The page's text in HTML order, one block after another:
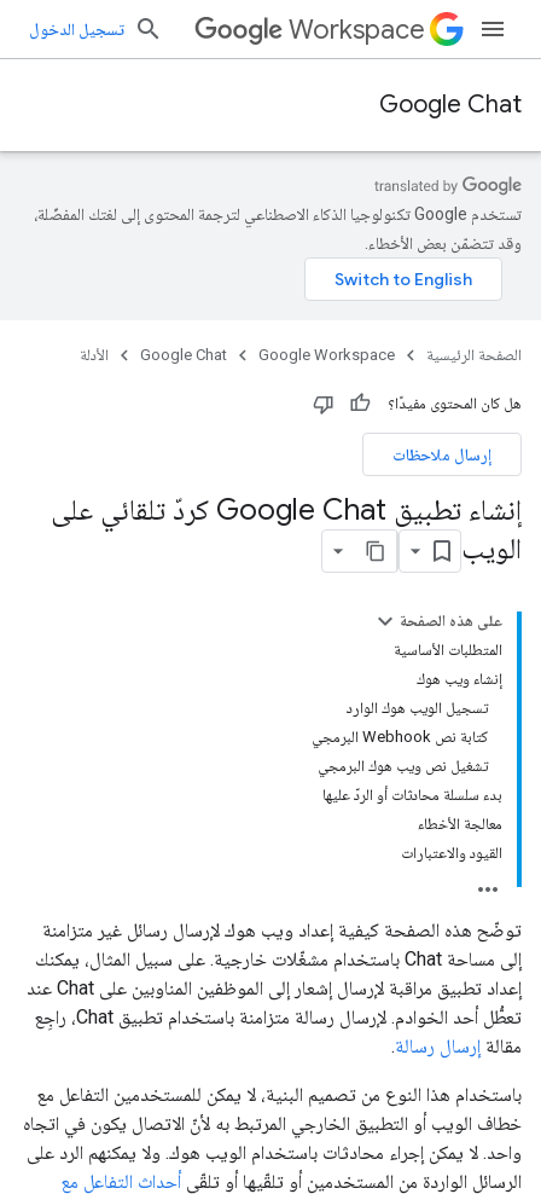
Workspace تسجيل الدخول
Google Chat
تستخدم Google تكنولوجيا الذكاء الاصطناعي لترجمة المحتوى إلى لغتك المفضّلة،
وقد تتضمّن بعض الأخطاء.
الصفحة الرئيسية Google Workspace
Google Chat الأدلة
هل كان المحتوى مفيدًا؟
إرسال ملاحظات
إنشاء تطبيق Google Chat كردّ تلقائي على
الويب
على هذه الصفحة
المتطلبات الأساسية
إنشاء ويب هوك
تسجيل الويب هوك الوارد
كتابة نص Webhook البرمجي
تشغيل نص ويب هوك البرمجي
بدء سلسلة محادثات أو الردّ عليها
معالجة الأخطاء
القيود والاعتبارات
توضّح هذه الصفحة كيفية إعداد ويب هوك لإرسال رسائل غير متزامنة
إلى مساحة Chat باستخدام مشغّلات خارجية. على سبيل المثال، يمكنك
إعداد تطبيق مراقبة لإرسال إشعار إلى الموظفين المناوبين على Chat عند
تعطُّل أحد الخوادم. لإرسال رسالة متزامنة باستخدام تطبيق Chat، راجِع
مقالة إرسال رسالة.
باستخدام هذا النوع من تصميم البنية، لا يمكن للمستخدمين التفاعل مع
خطاف الويب أو التطبيق الخارجي المرتبط به لأنّ الاتصال يكون في اتجاه
واحد. لا يمكن إجراء محادثات باستخدام الويب هوك. ولا يمكنهم الرد على
الرسائل الواردة من المستخدمين أو تلقّيها أو تلقّيأحداث التفاعل مع